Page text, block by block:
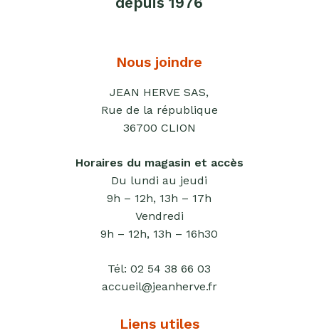
Nous joindre
JEAN HERVE SAS,
Rue de la république
36700 CLION
Horaires du magasin et accès
Du lundi au jeudi
9h – 12h, 13h – 17h
Vendredi
9h – 12h, 13h – 16h30
Tél:02 54 38 66 03
accueil@jeanherve.fr
Liens utiles